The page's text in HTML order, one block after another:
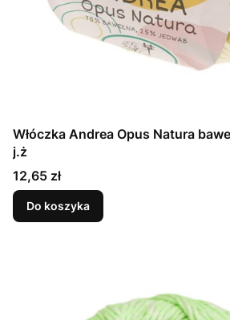
Włóczka Andrea Opus Natura
j.ż
Cena
12,65 zł
Do koszyka